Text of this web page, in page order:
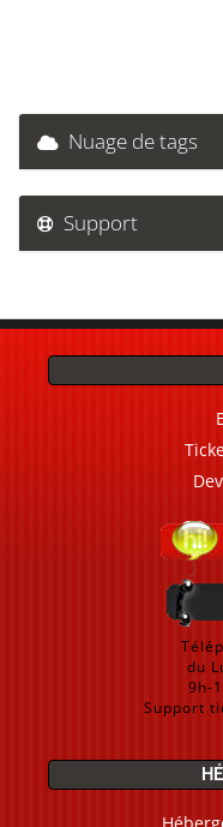
Nuage de tags
Support
du
9h-
Support